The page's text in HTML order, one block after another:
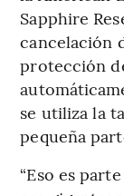
Sapphire
cancelación
protección
se utiliza la
pequeña
“Eso es